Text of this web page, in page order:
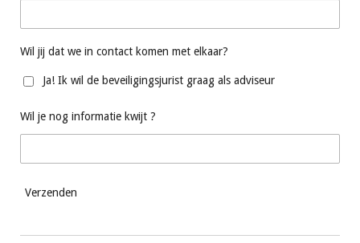
Wil jij dat we in contact komen met elkaar?
Ja! Ik wil de beveiligingsjurist graag als adviseur
Wil je nog informatie kwijt ?
Verzenden